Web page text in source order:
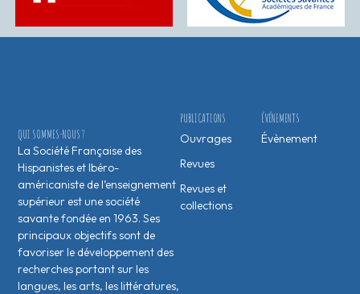
ÉVÉNEMENTS
Évènement
PUBLICATIONS
Ouvrages
Revues
Revues et
collections
QUI SOMMES-NOUS ?
La Société Française des
Hispanistes et Ibéro-
américaniste de l’enseignement
supérieur est une société
savante fondée en 1963. Ses
principaux objectifs sont de
favoriser le développement des
recherches portant sur les
langues, les arts, les littératures,